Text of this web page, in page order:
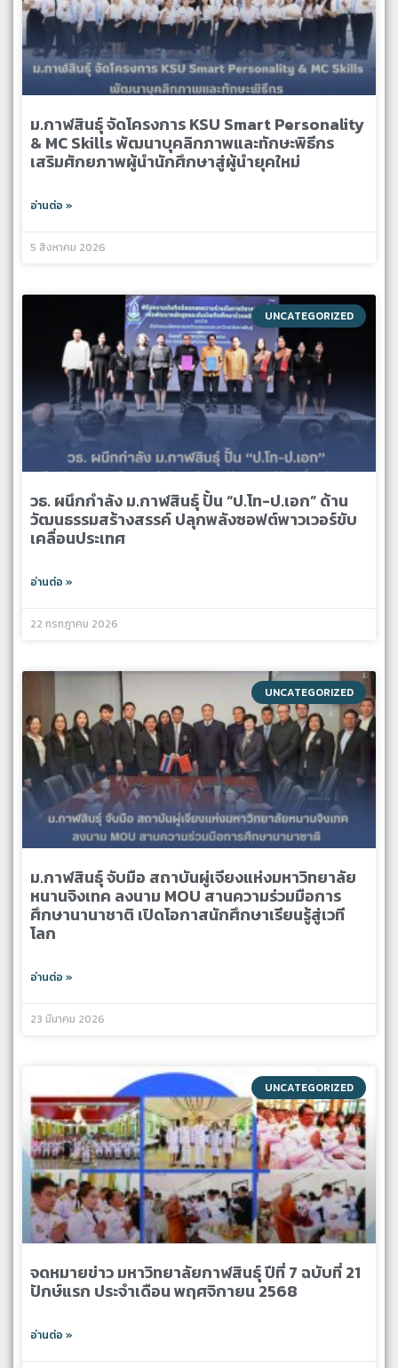
ม.กาฬสินธุ์ จัดโครงการ KSU Smart Personality
& MC Skills พัฒนาบุคลิกภาพและทักษะพิธีกร
เสริมศักยภาพผู้นำนักศึกษาสู่ผู้นำยุคใหม่
อ่านต่อ »
5 สิงหาคม 2026
UNCATEGORIZED
วธ. ผนึกกำลัง ม.กาฬสินธุ์ ปั้น “ป.โท-ป.เอก” ด้าน
วัฒนธรรมสร้างสรรค์ ปลุกพลังซอฟต์พาวเวอร์ขับ
เคลื่อนประเทศ
อ่านต่อ »
22 กรกฎาคม 2026
UNCATEGORIZED
ม.กาฬสินธุ์ จับมือ สถาบันผู่เจียงแห่งมหาวิทยาลัย
หนานจิงเทค ลงนาม MOU สานความร่วมมือการ
ศึกษานานาชาติ เปิดโอกาสนักศึกษาเรียนรู้สู่เวที
โลก
อ่านต่อ »
23 มีนาคม 2026
UNCATEGORIZED
จดหมายข่าว มหาวิทยาลัยกาฬสินธุ์ ปีที่ 7 ฉบับที่ 21
ปักษ์แรก ประจำเดือน พฤศจิกายน 2568
อ่านต่อ »